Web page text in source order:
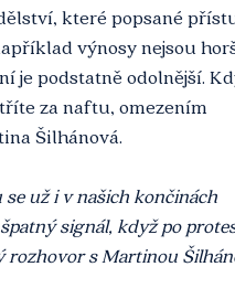
které popsané
výnosy nejsou
je podstatně odolnější.
za naftu, omezením
Šilhánová.
už i v našich končinách
signál, když po
rozhovor s Martinou